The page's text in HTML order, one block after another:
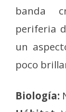
banda
periferia
un
poco
Biología: